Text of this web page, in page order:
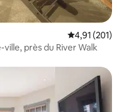
Évaluation
4,91 (201)
près du River Walk
appréciés